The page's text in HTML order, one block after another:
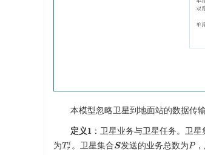
本模型忽略卫星到地面站的数据传
定义1 ：卫星业务与卫星任务。卫星
为Tr 。卫星集合S发送的业务总数为P